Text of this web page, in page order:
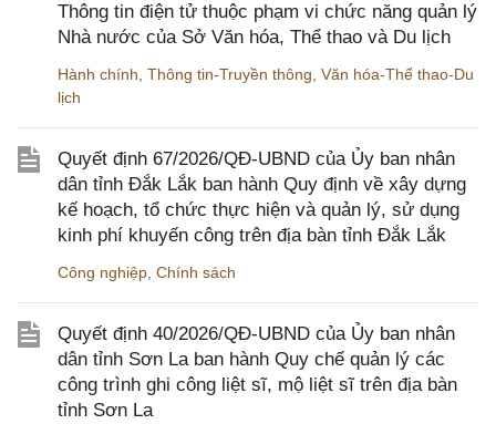
Thông tin điện tử thuộc phạm vi chức năng quản lý
Nhà nước của Sở Văn hóa, Thể thao và Du lịch
Hành chính Thông tin-Truyền thông Văn hóa-Thể thao-Du
lịch
Quyết định 67/2026/QĐ-UBND của Ủy ban nhân
dân tỉnh Đắk Lắk ban hành Quy định về xây dựng
kế hoạch, tổ chức thực hiện và quản lý, sử dụng
kinh phí khuyến công trên địa bàn tỉnh Đắk Lắk
Công nghiệp Chính sách
Quyết định 40/2026/QĐ-UBND của Ủy ban nhân
dân tỉnh Sơn La ban hành Quy chế quản lý các
công trình ghi công liệt sĩ, mộ liệt sĩ trên địa bàn
tỉnh Sơn La